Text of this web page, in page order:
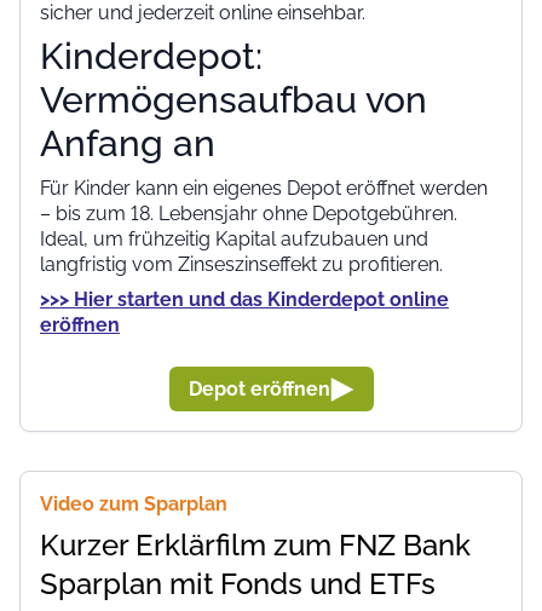
sicher und jederzeit online einsehbar.
Kinderdepot:
Vermögensaufbau von
Anfang an
Für Kinder kann ein eigenes Depot eröffnet werden
– bis zum 18. Lebensjahr ohne Depotgebühren.
Ideal, um frühzeitig Kapital aufzubauen und
langfristig vom Zinseszinseffekt zu profitieren.
>>> Hier starten und das Kinderdepot online
eröffnen
Depot eröffnen
Video zum Sparplan
Kurzer Erklärfilm zum FNZ Bank
Sparplan mit Fonds und ETFs